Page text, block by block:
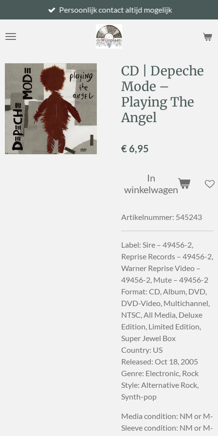
direct
naar
Persoonlijk contact altijd mogelijk
CD | Depeche
Mode –
Playing The
Angel
€ 6,95
In
winkelwagen
Artikelnummer: 545243
Label: Sire – 49456-2,
Reprise Records – 49456-2,
Warner Reprise Video –
49456-2, Mute – 49456-2
Format: CD, Album, DVD,
DVD-Video, Multichannel,
NTSC, All Media, Deluxe
Edition, Limited Edition,
Super Jewel Box
Country: US
Released: Oct 18, 2005
Genre: Electronic, Rock
Style: Alternative Rock,
Synth-pop
Media condition: NM or M-
Sleeve condition: NM or M-